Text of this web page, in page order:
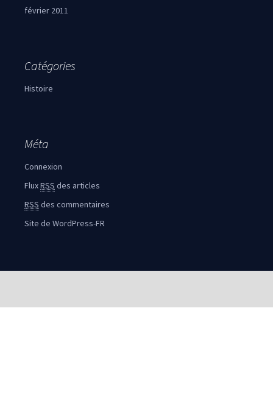
février 2011
Catégories
Histoire
Méta
Connexion
FluxRSS des articles
RSS des commentaires
Site de WordPress-FR